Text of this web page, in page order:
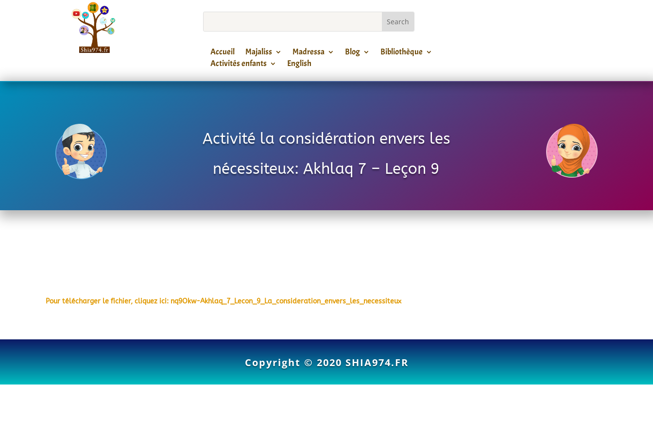
Accueil Majaliss Madressa Blog
Bibliothèque
Activités enfants
English
Activité la considération envers les
nécessiteux: Akhlaq 7 – Leçon 9
Pour télécharger le fichier, cliquez ici: nq9Okw-Akhlaq_7_Lecon_9_La_consideration_envers_les_necessiteux
Copyright © 2020SHIA974.FR